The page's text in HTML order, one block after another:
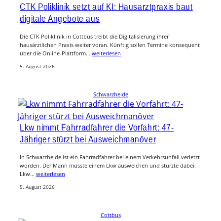
CTK Poliklinik setzt auf KI: Hausarztpraxis baut
digitale Angebote aus
Die CTK Poliklinik in Cottbus treibt die Digitalisierung ihrer
hausärztlichen Praxis weiter voran. Künftig sollen Termine konsequent
über die Online-Plattform… weiterlesen
5. August 2026
Schwarzheide
Lkw nimmt Fahrradfahrer die Vorfahrt: 47-
Jähriger stürzt bei Ausweichmanöver
In Schwarzheide ist ein Fahrradfahrer bei einem Verkehrsunfall verletzt
worden. Der Mann musste einem Lkw ausweichen und stürzte dabei.
Lkw… weiterlesen
5. August 2026
Cottbus